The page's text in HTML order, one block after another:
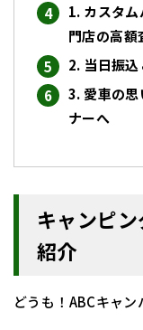
1. カスタ
門店の高額
2. 当日振
3. 愛車の
ナーへ
キャンピ
紹介
どうも！ABCキャン